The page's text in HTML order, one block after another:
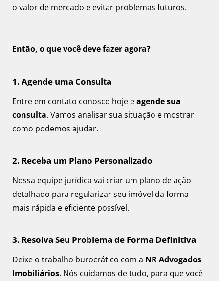
o valor de mercado e evitar problemas futuros.
Então, o que você deve fazer agora?
1. Agende uma Consulta
Entre em contato conosco hoje eagende sua
consulta. Vamos analisar sua situação e mostrar
como podemos ajudar.
2. Receba um Plano Personalizado
Nossa equipe jurídica vai criar um plano de ação
detalhado para regularizar seu imóvel da forma
mais rápida e eficiente possível.
3. Resolva Seu Problema de Forma Definitiva
Deixe o trabalho burocrático com a NR Advogados
Imobiliários. Nós cuidamos de tudo, para que você